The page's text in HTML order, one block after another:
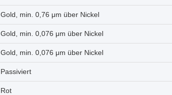
Gold, min. 0,76 μm über Nickel
Gold, min. 0,076 μm über Nickel
Gold, min. 0,076 μm über Nickel
Passiviert
Rot